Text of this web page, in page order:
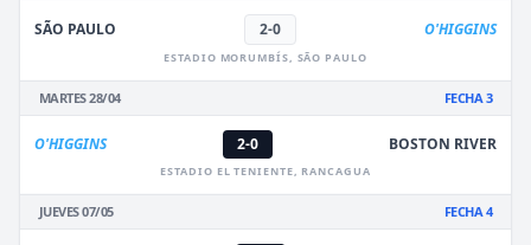
SÃO PAULO 2-0 O'HIGGINS
ESTADIO MORUMBÍS, SÃO PAULO
MARTES 28/04 FECHA 3
O'HIGGINS 2-0 BOSTON RIVER
ESTADIO EL TENIENTE, RANCAGUA
JUEVES 07/05 FECHA 4